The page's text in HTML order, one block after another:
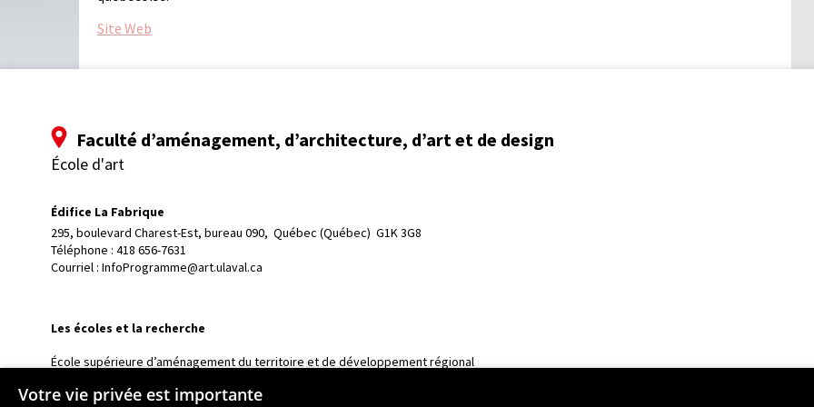
Site Web
Faculté d’aménagement, d’architecture, d’art et de design
École d'art
Édifice La Fabrique
295, boulevard Charest-Est, bureau 090, Québec (Québec)  G1K 3G8
Téléphone : 418 656-7631
Courriel : InfoProgramme@art.ulaval.ca
Les écoles et la recherche
École supérieure d’aménagement du territoire et de développement régional
École de design
Votre vie privée est importante